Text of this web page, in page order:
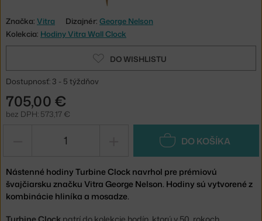
Značka: Vitra Dizajnér: George Nelson
Kolekcia: Hodiny Vitra Wall Clock
DO WISHLISTU
Dostupnosť: 3 - 5 týždňov
705,00 €
bez DPH: 573,17 €
DO KOŠÍKA
Nástenné hodiny Turbine Clock navrhol pre prémiovú
švajčiarsku značku Vitra George Nelson. Hodiny sú vytvorené z
kombinácie hliníka a mosadze.